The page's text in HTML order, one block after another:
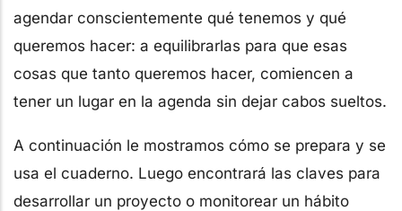
agendar conscientemente qué tenemos y qué
queremos hacer: a equilibrarlas para que esas
cosas que tanto queremos hacer, comiencen a
tener un lugar en la agenda sin dejar cabos sueltos.
A continuación le mostramos cómo se prepara y se
usa el cuaderno. Luego encontrará las claves para
desarrollar un proyecto o monitorear un hábito